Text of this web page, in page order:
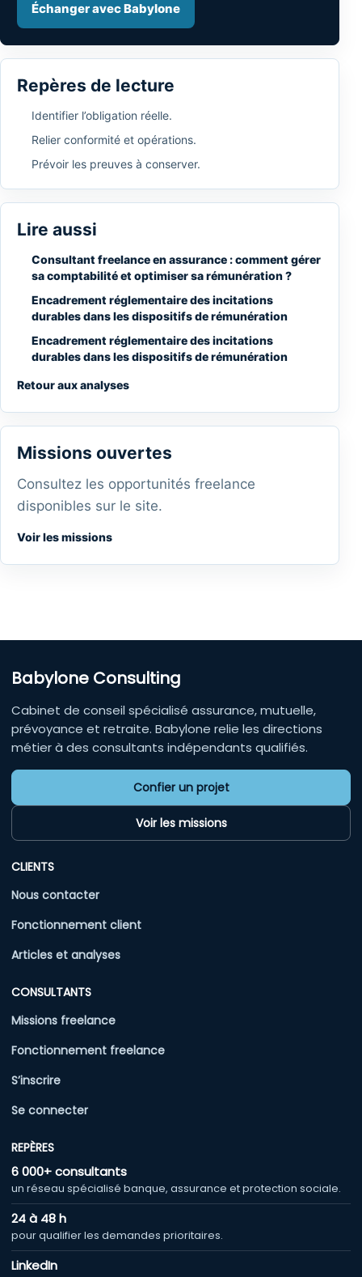
Échanger avec Babylone
Repères de lecture
Identifier l’obligation réelle.
Relier conformité et opérations.
Prévoir les preuves à conserver.
Lire aussi
Consultant freelance en assurance : comment gérer
sa comptabilité et optimiser sa rémunération ?
Encadrement réglementaire des incitations
durables dans les dispositifs de rémunération
Encadrement réglementaire des incitations
durables dans les dispositifs de rémunération
Retour aux analyses
Missions ouvertes
Consultez les opportunités freelance
disponibles sur le site.
Voir les missions
Babylone Consulting
Cabinet de conseil spécialisé assurance, mutuelle,
prévoyance et retraite. Babylone relie les directions
métier à des consultants indépendants qualifiés.
Confier un projet
Voir les missions
CLIENTS
Nous contacter
Fonctionnement client
Articles et analyses
CONSULTANTS
Missions freelance
Fonctionnement freelance
S’inscrire
Se connecter
REPÈRES
6 000+ consultants
un réseau spécialisé banque, assurance et protection sociale.
24 à 48 h
pour qualifier les demandes prioritaires.
LinkedIn